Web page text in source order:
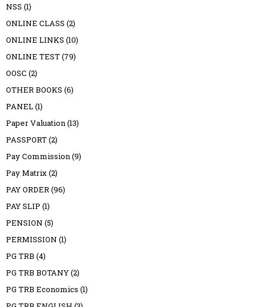
NSS (1)
ONLINE CLASS (2)
ONLINE LINKS (10)
ONLINE TEST(79)
OOSC (2)
OTHER BOOKS (6)
PANEL(1)
Paper Valuation(13)
PASSPORT(2)
Pay Commission(9)
Pay Matrix(2)
PAY ORDER(96)
PAY SLIP (1)
PENSION (5)
PERMISSION (1)
PG TRB (4)
PG TRB BOTANY(2)
PG TRB Economics (1)